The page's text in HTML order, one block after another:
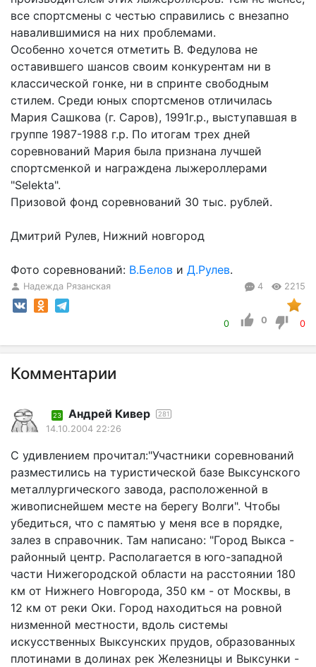
все спортсмены с честью справились с внезапно
навалившимися на них проблемами.
Особенно хочется отметить В. Федулова не
оставившего шансов своим конкурентам ни в
классической гонке, ни в спринте свободным
стилем. Среди юных спортсменов отличилась
Мария Сашкова (г. Саров), 1991г.р., выступавшая в
группе 1987-1988 г.р. По итогам трех дней
соревнований Мария была признана лучшей
спортсменкой и награждена лыжероллерами
"Selekta".
Призовой фонд соревнований 30 тыс. рублей.
Дмитрий Рулев, Нижний новгород
Фото соревнований: В.Белов и Д.Рулев.
Надежда Рязанская 4 2215
0 0 0
Комментарии
23 Андрей Кивер 281
14.10.2004 22:26
С удивлением прочитал:"Участники соревнований
разместились на туристической базе Выксунского
металлургического завода, расположенной в
живописнейшем месте на берегу Волги". Чтобы
убедиться, что с памятью у меня все в порядке,
залез в справочник. Там написано: "Город Выкса -
районный центр. Располагается в юго-западной
части Нижегородской области на расстоянии 180
км от Нижнего Новгорода, 350 км - от Москвы, в
12 км от реки Оки. Город находиться на ровной
низменной местности, вдоль системы
искусственных Выксунских прудов, образованных
плотинами в долинах рек Железницы и Выксунки -